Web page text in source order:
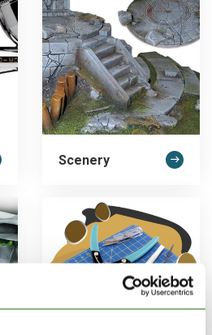
Scenery